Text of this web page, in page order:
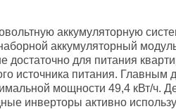
аккумуляторную
аккумуляторный
для питания
источника питания. Главным
мощности 49,4 кВт/ч.
инверторы активно